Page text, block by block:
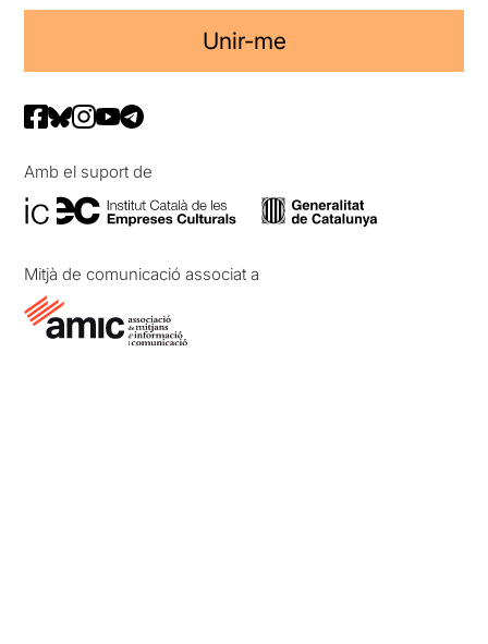
Unir-me
Amb el suport de
Mitjà de comunicació associat a